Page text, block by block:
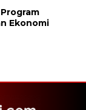
Ekonomi